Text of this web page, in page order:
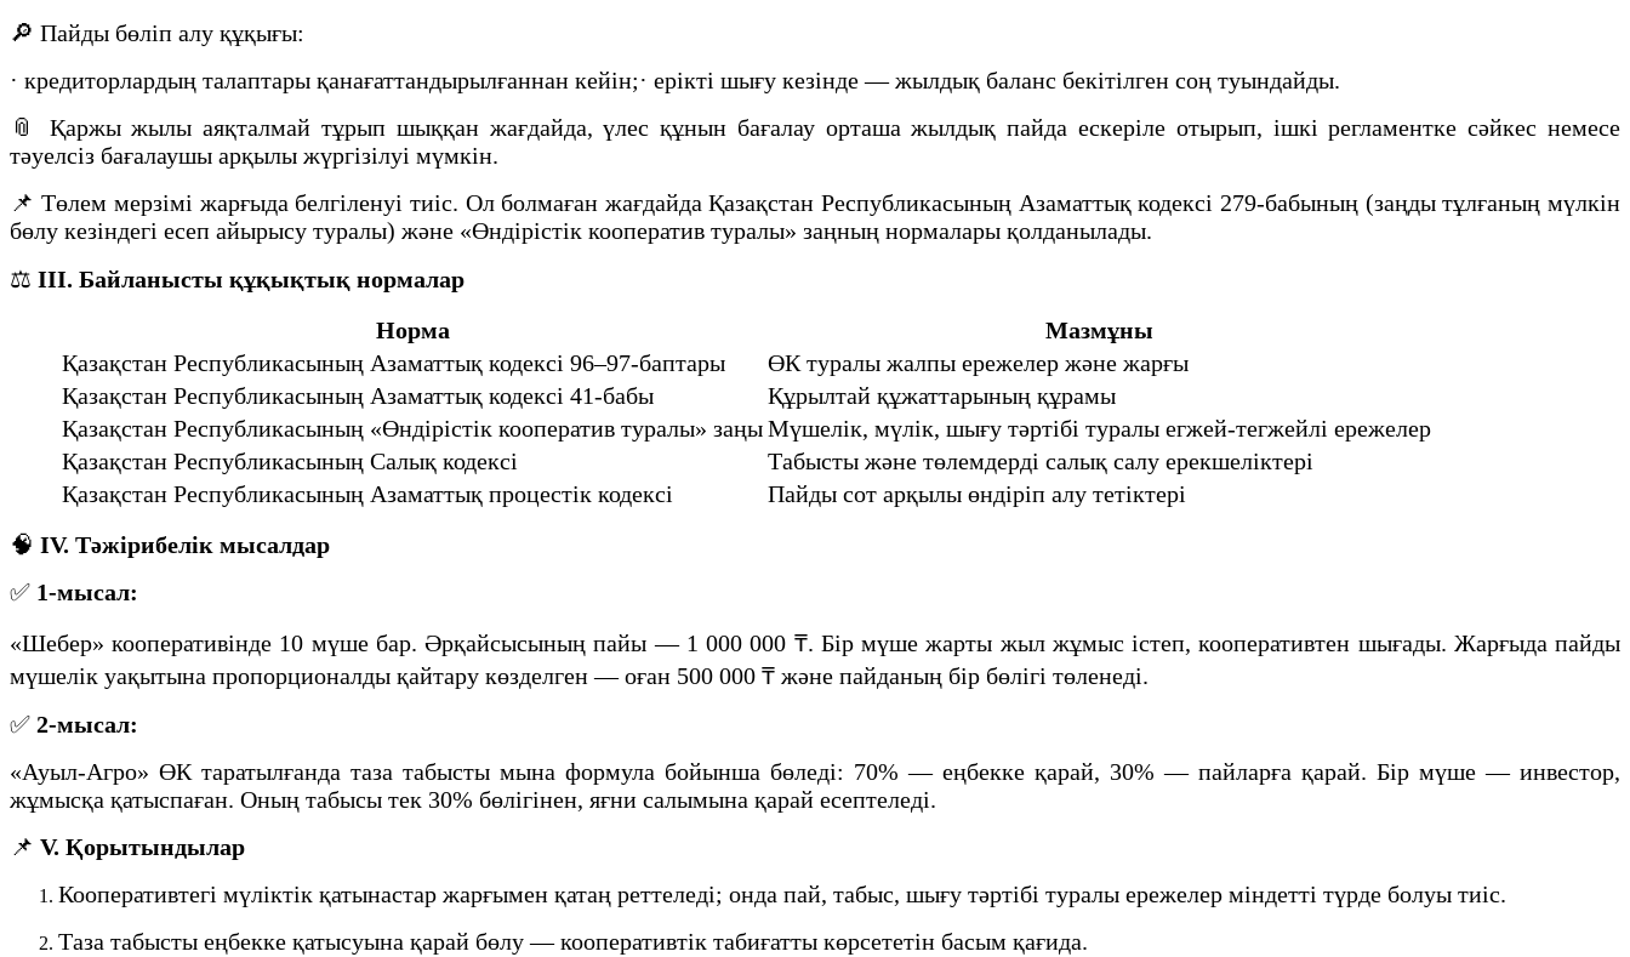
🔎 Пайды бөліп алу құқығы:
· кредиторлардың талаптары қанағаттандырылғаннан кейін;· ерікті шығу кезінде — жылдық баланс бекітілген соң туындайды.
📎 Қаржы жылы аяқталмай тұрып шыққан жағдайда, үлес құнын бағалау орташа жылдық пайда ескеріле отырып, ішкі регламентке сәйкес немесе
тәуелсіз бағалаушы арқылы жүргізілуі мүмкін.
📌 Төлем мерзімі жарғыда белгіленуі тиіс. Ол болмаған жағдайда Қазақстан Республикасының Азаматтық кодексі 279-бабының (заңды тұлғаның мүлкін
бөлу кезіндегі есеп айырысу туралы) және «Өндірістік кооператив туралы» заңның нормалары қолданылады.
⚖️ III. Байланысты құқықтық нормалар
Норма
Мазмұны
Қазақстан Республикасының Азаматтық кодексі 96–97-баптары
ӨК туралы жалпы ережелер және жарғы
Қазақстан Республикасының Азаматтық кодексі 41-бабы
Құрылтай құжаттарының құрамы
Қазақстан Республикасының «Өндірістік кооператив туралы» заңыМүшелік, мүлік, шығу тәртібі туралы егжей-тегжейлі ережелер
Қазақстан Республикасының Салық кодексі
Табысты және төлемдерді салық салу ерекшеліктері
Қазақстан Республикасының Азаматтық процестік кодексі
Пайды сот арқылы өндіріп алу тетіктері
🧠 IV. Тәжірибелік мысалдар
✅ 1-мысал:
«Шебер» кооперативінде 10 мүше бар. Әрқайсысының пайы — 1 000 000 ₸. Бір мүше жарты жыл жұмыс істеп, кооперативтен шығады. Жарғыда пайды
мүшелік уақытына пропорционалды қайтару көзделген — оған 500 000 ₸ және пайданың бір бөлігі төленеді.
✅ 2-мысал:
«Ауыл-Агро» ӨК таратылғанда таза табысты мына формула бойынша бөледі: 70% — еңбекке қарай, 30% — пайларға қарай. Бір мүше — инвестор,
жұмысқа қатыспаған. Оның табысы тек 30% бөлігінен, яғни салымына қарай есептеледі.
📌 V. Қорытындылар
Кооперативтегі мүліктік қатынастар жарғымен қатаң реттеледі; онда пай, табыс, шығу тәртібі туралы ережелер міндетті түрде болуы тиіс.
Таза табысты еңбекке қатысуына қарай бөлу — кооперативтік табиғатты көрсететін басым қағида.